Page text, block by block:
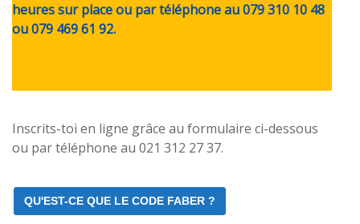
heures sur place ou par téléphone au 079 310 10 48
ou 079 469 61 92.
Inscrits-toi en ligne grâce au formulaire ci-dessous
ou par téléphone au 021 312 27 37.
QU'EST-CE QUE LE CODE FABER ?